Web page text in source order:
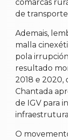
comarcas
de
Ademais,
malla
pola
resultado
2018 e 2020,
Chantada
de IGV para
O